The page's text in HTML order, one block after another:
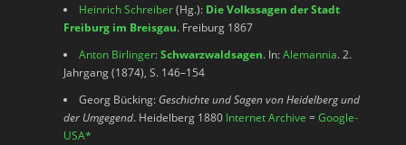
Heinrich Schreiber(Hg.): Die Volkssagen der Stadt
Freiburg im Breisgau. Freiburg 1867
Anton Birlinger:Schwarzwaldsagen. In:Alemannia. 2.
Jahrgang (1874), S. 146–154
Georg Bücking: Geschichte und Sagen von Heidelberg und
der Umgegend. Heidelberg 1880 Internet Archive =Google-
USA*